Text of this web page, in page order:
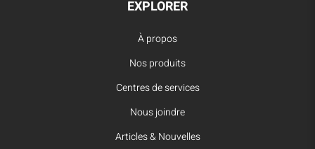
EXPLORER
À propos
Nos produits
Centres de services
Nous joindre
Articles & Nouvelles